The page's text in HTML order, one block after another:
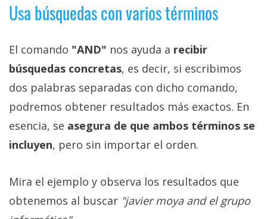
Usa búsquedas con varios términos
El comando "AND" nos ayuda a recibir
búsquedas concretas, es decir, si escribimos
dos palabras separadas con dicho comando,
podremos obtener resultados más exactos. En
esencia, se asegura de que ambos términos se
incluyen, pero sin importar el orden.
Mira el ejemplo y observa los resultados que
obtenemos al buscar "javier moya and el grupo